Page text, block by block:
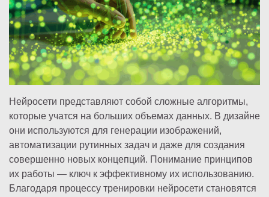
Нейросети представляют собой сложные алгоритмы,
которые учатся на больших объемах данных. В дизайне
они используются для генерации изображений,
автоматизации рутинных задач и даже для создания
совершенно новых концепций. Понимание принципов
их работы — ключ к эффективному их использованию.
Благодаря процессу тренировки нейросети становятся